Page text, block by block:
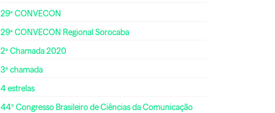
29ª CONVECON
29ª CONVECON Regional Sorocaba
2ª Chamada 2020
3ª chamada
4 estrelas
44º Congresso Brasileiro de Ciências da Comunicação